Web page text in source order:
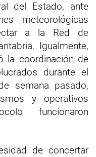
del Estado, ante
meteorológicas
a la Red de
Igualmente,
la coordinación de
durante el
semana pasado,
y operativos
funcionaron
de concertar